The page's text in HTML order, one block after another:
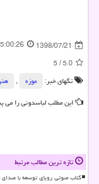
1398/07/21
5.0
/
5
تگهای خبر:
موزه ,
این مطلب لباسدونی را می
تازه ترین مطالب مرتبط
کتاب صوتی رویای توسعه با